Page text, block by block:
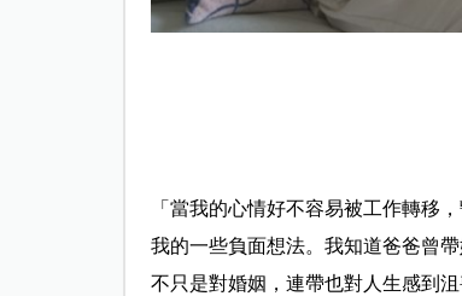
「當我的心情好不容易被工作轉移
我的一些負面想法。我知道爸爸曾
不只是對婚姻，連帶也對人生感到